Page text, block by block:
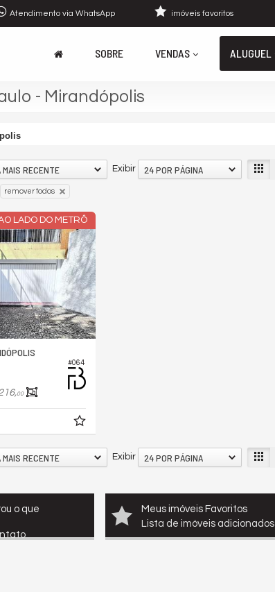
Atendimento via WhatsApp imóveis favoritos
SOBRE VENDAS ALUGUEL
- Mirandópolis
Exibir 24 POR PÁGINA
MAIS RECENTE
remover todos
LADO DO METRÔ
#064
00
Exibir 24 POR PÁGINA
MAIS RECENTE
o que
Meus imóveis Favoritos
Lista de imóveis adicionados